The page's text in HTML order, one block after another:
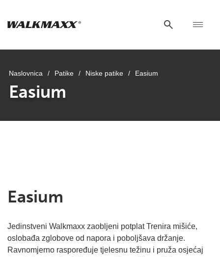
Naslovnica / Patike / Niske patike / Easium
Easium
Easium
Jedinstveni Walkmaxx zaobljeni potplat Trenira mišiće,
oslobađa zglobove od napora i poboljšava držanje.
Ravnomjerno raspoređuje tjelesnu težinu i pruža osjećaj